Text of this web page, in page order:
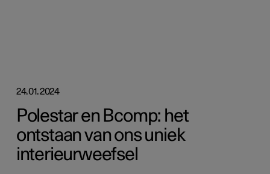
24.01.2024
Polestar en Bcomp: het
ontstaan van ons uniek
interieurweefsel